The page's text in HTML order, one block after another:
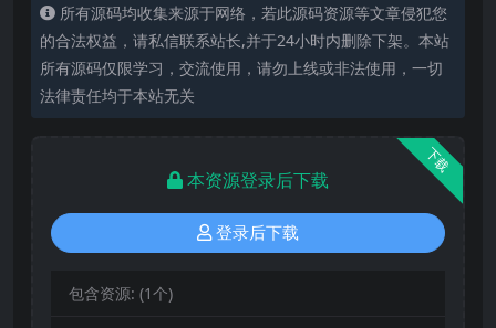
所有源码均收集来源于网络，若此源码资源等文章侵犯您
的合法权益，请私信联系站长,并于24小时内删除下架。本站
所有源码仅限学习，交流使用，请勿上线或非法使用，一切
法律责任均于本站无关
下载
本资源登录后下载
登录后下载
包含资源: (1个)